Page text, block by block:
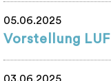
05.06.2025
Vorstellung LUF